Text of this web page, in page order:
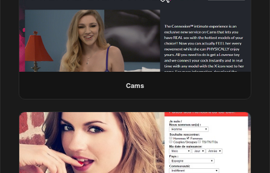
Cams